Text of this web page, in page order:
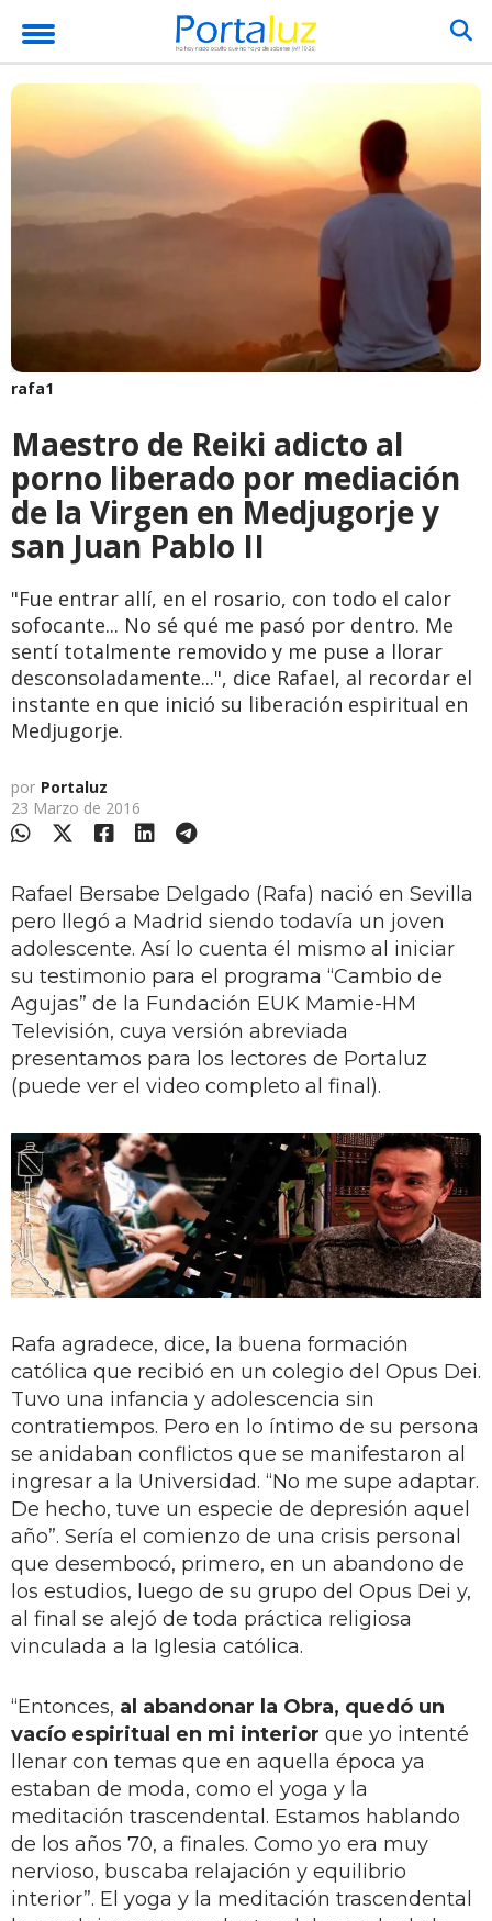
rafa1
Maestro de Reiki adicto al
porno liberado por mediación
de la Virgen en Medjugorje y
san Juan Pablo II
"Fue entrar allí, en el rosario, con todo el calor
sofocante... No sé qué me pasó por dentro. Me
sentí totalmente removido y me puse a llorar
desconsoladamente...", dice Rafael, al recordar el
instante en que inició su liberación espiritual en
Medjugorje.
por Portaluz
23 Marzo de 2016
Rafael Bersabe Delgado (Rafa) nació en Sevilla
pero llegó a Madrid siendo todavía un joven
adolescente. Así lo cuenta él mismo al iniciar
su testimonio para el programa “Cambio de
Agujas” de la Fundación EUK Mamie-HM
Televisión, cuya versión abreviada
presentamos para los lectores de Portaluz
(puede ver el video completo al final).
Rafa agradece, dice, la buena formación
católica que recibió en un colegio del Opus Dei.
Tuvo una infancia y adolescencia sin
contratiempos. Pero en lo íntimo de su persona
se anidaban conflictos que se manifestaron al
ingresar a la Universidad. “No me supe adaptar.
De hecho, tuve un especie de depresión aquel
año”. Sería el comienzo de una crisis personal
que desembocó, primero, en un abandono de
los estudios, luego de su grupo del Opus Dei y,
al final se alejó de toda práctica religiosa
vinculada a la Iglesia católica.
“Entonces, al abandonar la Obra, quedó un
vacío espiritual en mi interior que yo intenté
llenar con temas que en aquella época ya
estaban de moda, como el yoga y la
meditación trascendental. Estamos hablando
de los años 70, a finales. Como yo era muy
nervioso, buscaba relajación y equilibrio
interior”. El yoga y la meditación trascendental